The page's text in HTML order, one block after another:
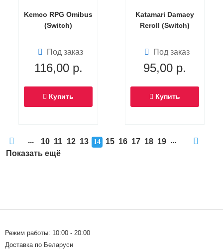
Kemco RPG Omibus
(Switch)
Под заказ
116,00р.
Купить
Katamari Damacy
Reroll (Switch)
Под заказ
95,00 р.
Купить
... 10 11 12 13 14 15 16 17 18 19 ...
Показать ещё
Режим работы: 10:00 - 20:00
Доставка по Беларуси